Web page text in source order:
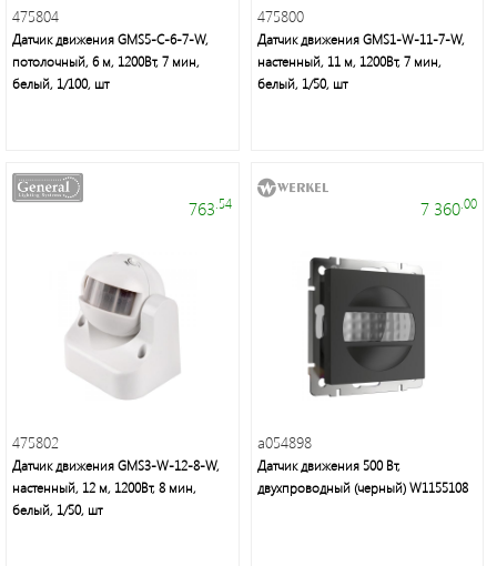
Кабельно-
проводниковая
группа
светильники
аксессуары
Блоки
питания
Линейные
светильники
475804
Датчик движения GMS5-C-6-7-W,
потолочный, 6 м, 1200Вт, 7 мин,
белый, 1/100, шт
475800
Датчик движения GMS1-W-11-7-W,
настенный, 11 м, 1200Вт, 7 мин,
белый, 1/50, шт
763 .54
475802
Датчик движения GMS3-W-12-8-W,
настенный, 12 м, 1200Вт, 8 мин,
белый, 1/50, шт
7 360.00
a054898
Датчик движения 500 Вт,
двухпроводный (черный) W1155108